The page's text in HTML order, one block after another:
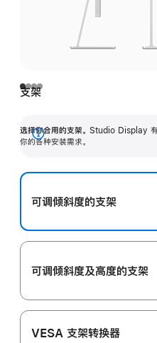
支架
选择你合用的支架。 Studio Display 有
你的各种安装需求。
展
可调倾斜度的支架
可调倾斜度及高‍度的支‍架
VESA 支架转换器